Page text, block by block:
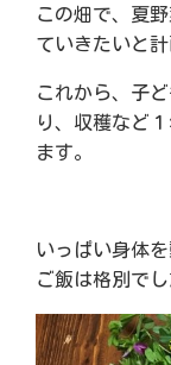
この畑で、夏
ていきたいと
これから、子
り、収穫など
ます。
いっぱい身体
ご飯は格別でし